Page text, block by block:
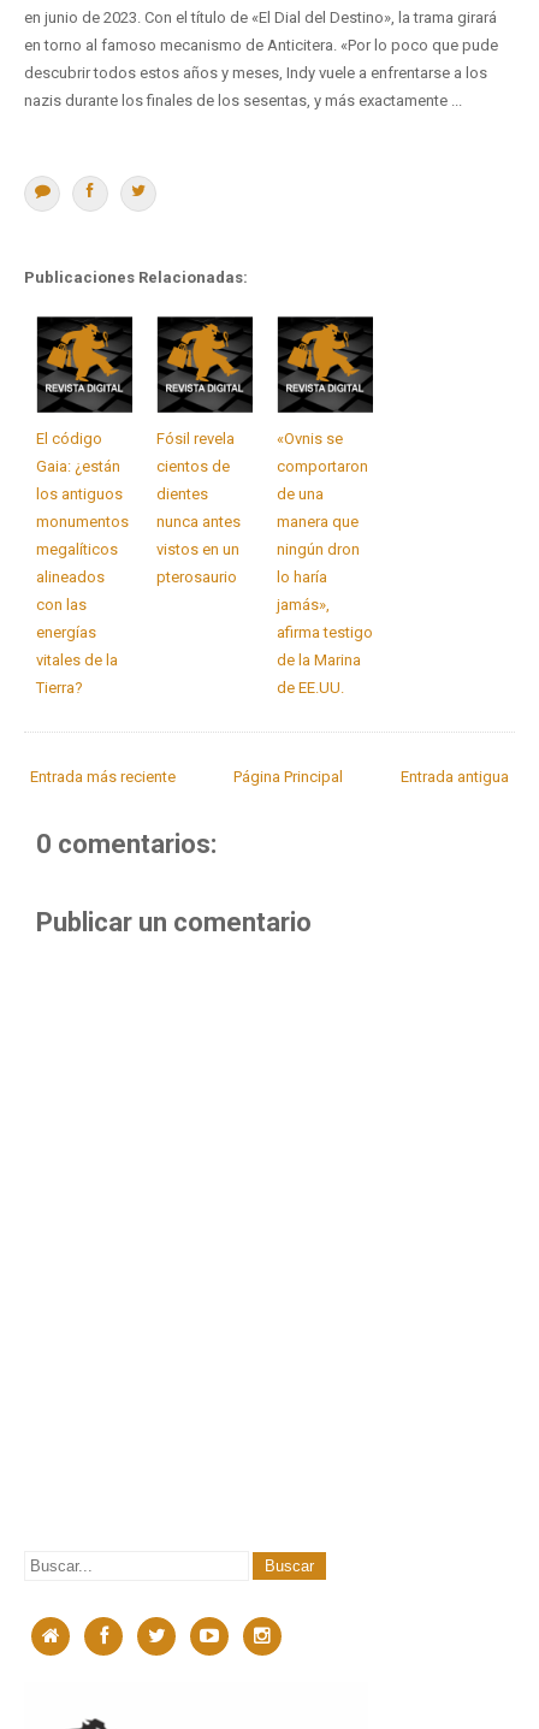
en junio de 2023. Con el título de «El Dial del Destino», la trama girará
en torno al famoso mecanismo de Anticitera. «Por lo poco que pude
descubrir todos estos años y meses, Indy vuele a enfrentarse a los
nazis durante los finales de los sesentas, y más exactamente ...
Publicaciones Relacionadas:
El código
Gaia: ¿están
los antiguos
monumentos
megalíticos
alineados
con las
energías
vitales de la
Tierra?
Fósil revela
cientos de
dientes
nunca antes
vistos en un
pterosaurio
«Ovnis se
comportaron
de una
manera que
ningún dron
lo haría
jamás»,
afirma testigo
de la Marina
de EE.UU.
Entrada más reciente Entrada antigua
Página Principal
0 comentarios:
Publicar un comentario